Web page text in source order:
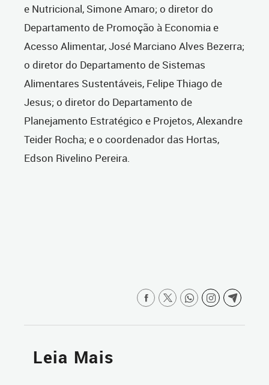
e Nutricional, Simone Amaro; o diretor do
Departamento de Promoção à Economia e
Acesso Alimentar, José Marciano Alves Bezerra;
o diretor do Departamento de Sistemas
Alimentares Sustentáveis, Felipe Thiago de
Jesus; o diretor do Departamento de
Planejamento Estratégico e Projetos, Alexandre
Teider Rocha; e o coordenador das Hortas,
Edson Rivelino Pereira.
Leia Mais